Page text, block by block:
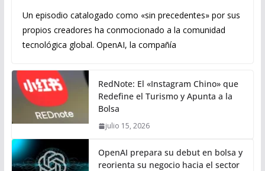
Un episodio catalogado como «sin precedentes» por sus
propios creadores ha conmocionado a la comunidad
tecnológica global. OpenAI, la compañía
RedNote: El «Instagram Chino» que
Redefine el Turismo y Apunta a la
Bolsa
julio 15, 2026
OpenAI prepara su debut en bolsa y
reorienta su negocio hacia el sector